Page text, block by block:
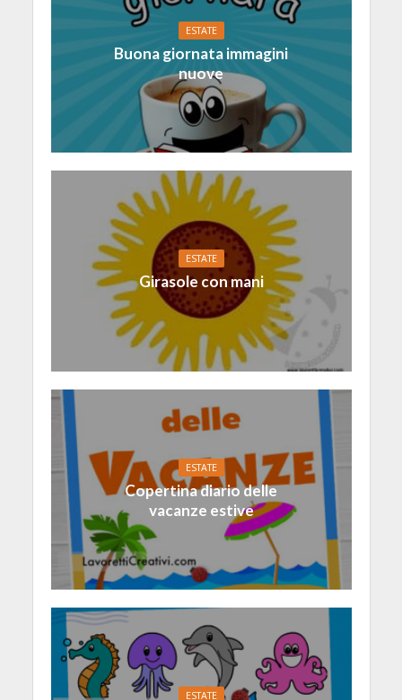
ESTATE
Buona giornata immagini
nuove
ESTATE
Girasole con mani
ESTATE
Copertina diario delle
vacanze estive
ESTATE